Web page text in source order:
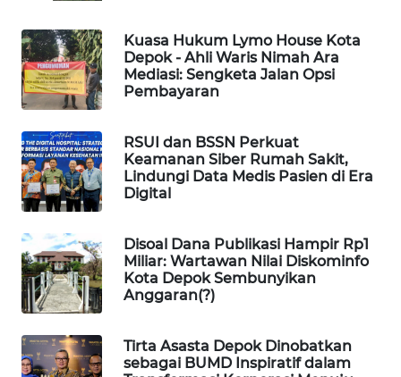
Kuasa Hukum Lymo House Kota
Depok - Ahli Waris Nimah Ara
Mediasi: Sengketa Jalan Opsi
Pembayaran
RSUI dan BSSN Perkuat
Keamanan Siber Rumah Sakit,
Lindungi Data Medis Pasien di Era
Digital
Disoal Dana Publikasi Hampir Rp1
Miliar: Wartawan Nilai Diskominfo
Kota Depok Sembunyikan
Anggaran(?)
Tirta Asasta Depok Dinobatkan
sebagai BUMD Inspiratif dalam
JURNAL
MARITIM
HUMBANG
NEWS
GARONGGANG
NEWS
ID
ENERGI
NEWS
CILEUNGSI